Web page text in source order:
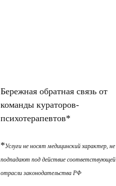
Бережная обратная связь от
команды кураторов-
психотерапевтов*
*Услуги не носят медицинский характер, не
подпадают под действие соответствующей
отрасли законодательства РФ